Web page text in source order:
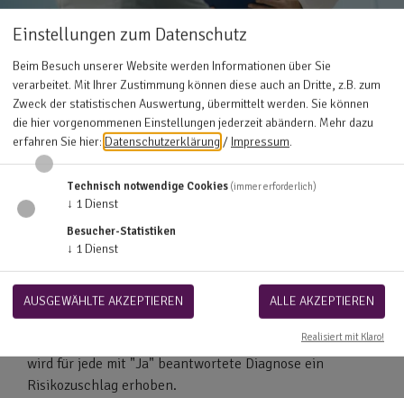
Die Heilpraktiker Zusatzversicherung
ohne Ablehnung durch Krankheiten
Wer schon einmal bei einer Versicherung wegen
Vorerkrankungen abgelehnt wurde, hat jetzt die
Möglichkeit, eine passende Zusatzversicherung bei der
SDK zu finden. Für die SDK Tarife gibt es keine
Krankheit, die zu einer Ablehnung des Antrages führt.
Damit dieses System funktioniert, wird eine
umfangreiche Gesundheitsprüfung vorgenommen. Dabei
wird für jede mit "Ja" beantwortete Diagnose ein
Risikozuschlag erhoben.
Einstellungen zum Datenschutz
Beim Besuch unserer Website werden Informationen über Sie
verarbeitet. Mit Ihrer Zustimmung können diese auch an Dritte, z.B. zum
Zweck der statistischen Auswertung, übermittelt werden. Sie können
die hier vorgenommenen Einstellungen jederzeit abändern. Mehr dazu
erfahren Sie hier: Datenschutzerklärung/ Impressum.
Technisch notwendige Cookies (immer erforderlich)
↓ 1 Dienst
Besucher-Statistiken
↓ 1 Dienst
AUSGEWÄHLTE AKZEPTIEREN ALLE AKZEPTIEREN
Realisiert mit Klaro!